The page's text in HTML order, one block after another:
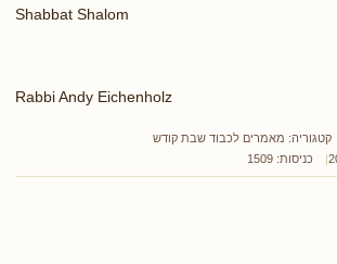
Shabbat Shalom
Rabbi Andy Eichenholz
קטגוריה: מאמרים לכבוד שבת קודש
כניסות: 1509